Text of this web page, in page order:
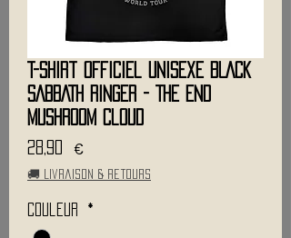
T-Shirt Officiel Unisexe BLACK
SABBATH Ringer - The End
Mushroom Cloud
28,90 €
🚚 Livraison & retours
Couleur *